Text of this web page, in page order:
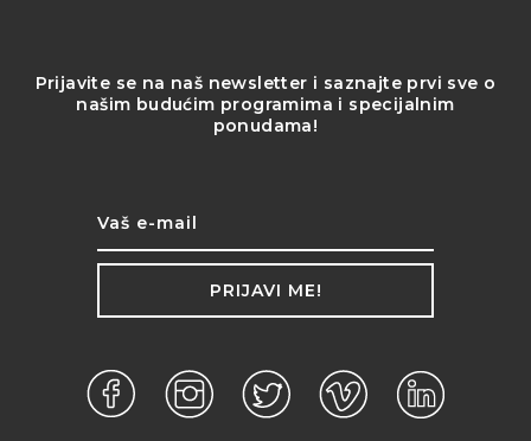
Prijavite se na naš newsletter i saznajte prvi sve o
našim budućim programima i specijalnim
ponudama!
PRIJAVI ME!